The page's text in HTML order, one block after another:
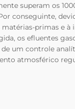
superam os
conseguinte,
matérias-primas e à
os efluentes
um controle
atmosférico